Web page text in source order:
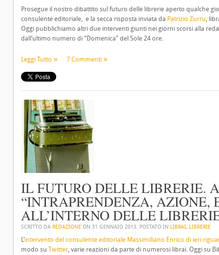
Prosegue il nostro dibattito sul futuro delle librerie aperto qualche
consulente editoriale, e la secca risposta inviata da Patrizio Zurru,
Oggi pubblichiamo altri due interventi giunti nei giorni scorsi alla
dall’ultimo numero di “Domenica” del Sole 24 ore.
Leggi Tutto 7 Commenti
IL FUTURO DELLE LIBRERIE.
“INTRAPRENDENZA, AZIONE,
ALL’INTERNO DELLE
SCRITTO DA REDAZIONE ON 31 GENNAIO 2013. POSTATO IN LIBRAI, LIBRERIE
L’intervento del consulente editoriale Massimiliano Enrico di ieri
modo su Twitter, varie reazioni da parte di numerosi librai. Oggi su